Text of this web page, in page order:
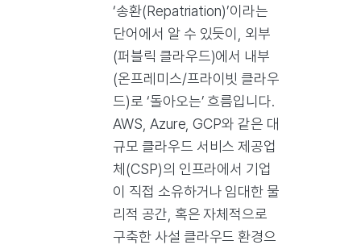
‘송환(Repatriation)’이라는
단어에서 알 수 있듯이, 외부
(퍼블릭 클라우드)에서 내부
(온프레미스/프라이빗 클라우
드)로 ‘돌아오는’ 흐름입니다.
AWS, Azure, GCP와 같은 대
규모 클라우드 서비스 제공업
체(CSP)의 인프라에서 기업
이 직접 소유하거나 임대한 물
리적 공간, 혹은 자체적으로
구축한 사설 클라우드 환경으